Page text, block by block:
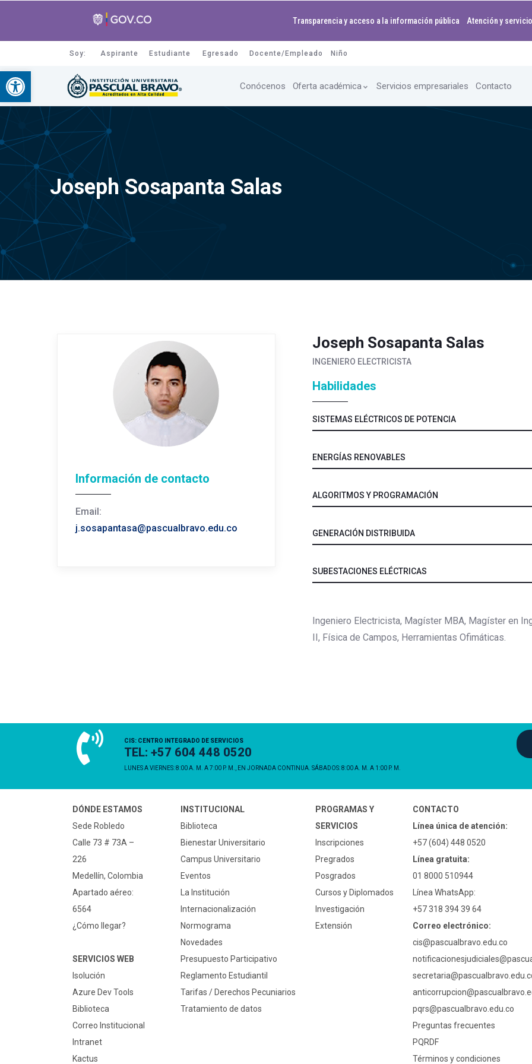
Abrir barra de herramientas
Transparencia y acceso a la información pública Atención y
Soy: Aspirante Estudiante Egresado Docente/Empleado Niño
Conócenos Oferta académica Servicios empresariales Contacto
Joseph Sosapanta Salas
Información de contacto
Email:
j.sosapantasa@pascualbravo.edu.co
Joseph Sosapanta Salas
INGENIERO ELECTRICISTA
Habilidades
SISTEMAS ELÉCTRICOS DE POTENCIA
ENERGÍAS RENOVABLES
ALGORITMOS Y PROGRAMACIÓN
GENERACIÓN DISTRIBUIDA
SUBESTACIONES ELÉCTRICAS
Ingeniero Electricista, Magíster MBA, Magíster en
II, Física de Campos, Herramientas Ofimáticas.
CIS: CENTRO INTEGRADO DE SERVICIOS
TEL: +57 604 448 0520
LUNES A VIERNES: 8:00 A. M. A 7:00 P. M., EN JORNADA CONTINUA. SÁBADOS: 8:00 A. M. A 1:00 P. M.
DÓNDE ESTAMOS
Sede Robledo
Calle 73 # 73A –
226
Medellín, Colombia
Apartado aéreo:
6564
¿Cómo llegar?
SERVICIOS WEB
Isolución
Azure Dev Tools
Biblioteca
Correo Institucional
Intranet
Kactus
INSTITUCIONAL
Biblioteca
Bienestar Universitario
Campus Universitario
Eventos
La Institución
Internacionalización
Normograma
Novedades
Presupuesto Participativo
Reglamento Estudiantil
Tarifas / Derechos Pecuniarios
Tratamiento de datos
PROGRAMAS Y
SERVICIOS
Inscripciones
Pregrados
Posgrados
Cursos y Diplomados
Investigación
Extensión
CONTACTO
Línea única de atención:
+57 (604) 448 0520
Línea gratuita:
01 8000 510944
Línea WhatsApp:
+57 318 394 39 64
Correo electrónico:
cis@pascualbravo.edu.co
pqrs@pascualbravo.edu.co
Preguntas frecuentes
PQRDF
Términos y condiciones